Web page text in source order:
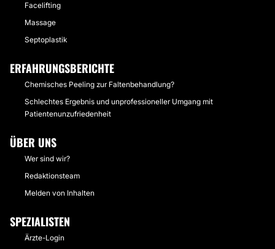
Facelifting
Massage
Septoplastik
ERFAHRUNGSBERICHTE
Chemisches Peeling zur Faltenbehandlung?
Schlechtes Ergebnis und unprofessioneller Umgang mit
Patientenunzufriedenheit
ÜBER UNS
Wer sind wir?
Redaktionsteam
Melden von Inhalten
SPEZIALISTEN
Ärzte-Login